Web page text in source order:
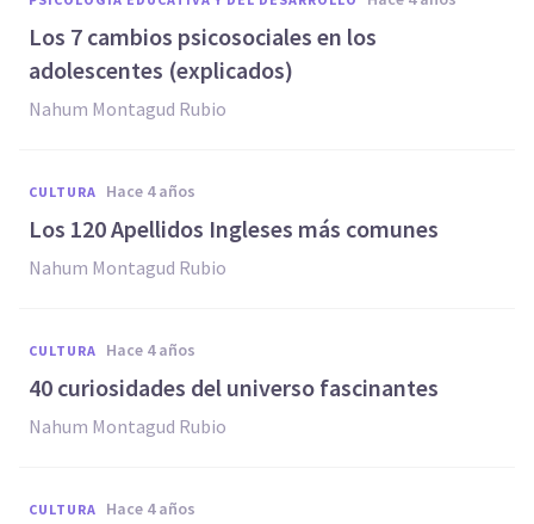
Los 7 cambios psicosociales en los
adolescentes (explicados)
Nahum Montagud Rubio
CULTURA hace 4 años
Los 120 Apellidos Ingleses más comunes
Nahum Montagud Rubio
CULTURA hace 4 años
40 curiosidades del universo fascinantes
Nahum Montagud Rubio
CULTURA hace 4 años